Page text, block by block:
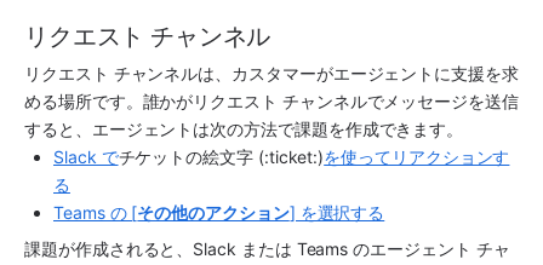
リクエスト チャンネル
リクエスト チャンネルは、カスタマーがエージェントに支援を求
める場所です。誰かがリクエスト チャンネルでメッセージを送信
すると、エージェントは次の方法で課題を作成できます。
Slack でチケットの絵文字 (:ticket:)を使ってリアクションす
る
Teams の [その他のアクション] を選択する
課題が作成されると、Slack または Teams のエージェント チャ